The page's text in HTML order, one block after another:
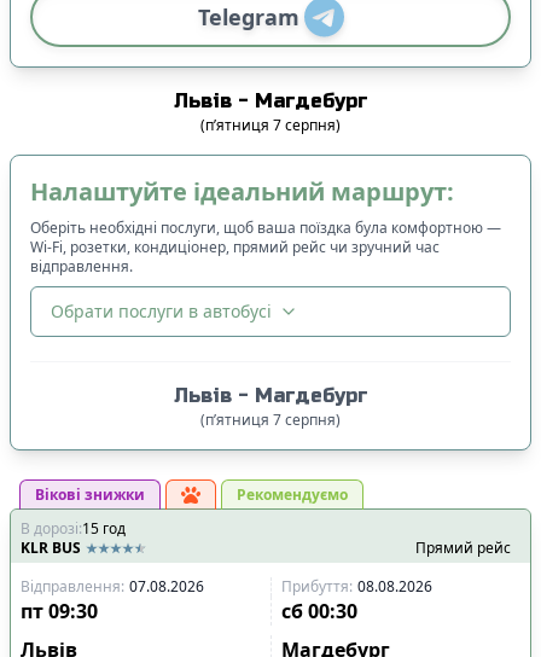
Telegram
Львів - Магдебург
(п’ятниця 7серпня)
Налаштуйте ідеальний маршрут:
Оберіть необхідні послуги, щоб ваша поїздка була комфортною —
Wi-Fi, розетки, кондиціонер, прямий рейс чи зручний час
відправлення.
Обрати послуги в автобусі
Спочатку дешевші
Час відправлення
Спочатку ранні
Спочатку вечірні
Час прибуття
Львів - Магдебург
(п’ятниця 7серпня)
Вікові знижки
Рекомендуємо
В дорозі:15 год
KLR BUS
Прямий рейс
Відправлення: 07.08.2026 Прибуття: 08.08.2026
пт09:30 сб 00:30
Львів
Магдебург